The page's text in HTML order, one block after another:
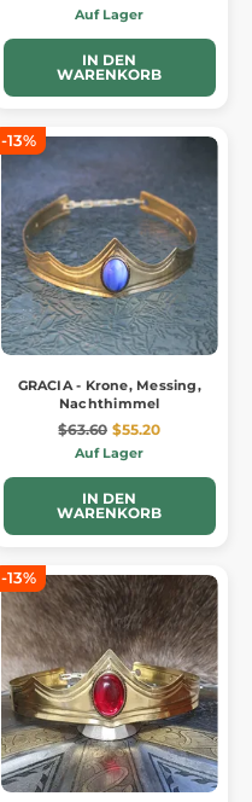
Auf Lager
IN DEN
WARENKORB
-13%
GRACIA - Krone, Messing,
Nachthimmel
$63.60 $55.20
Auf Lager
IN DEN
WARENKORB
-13%